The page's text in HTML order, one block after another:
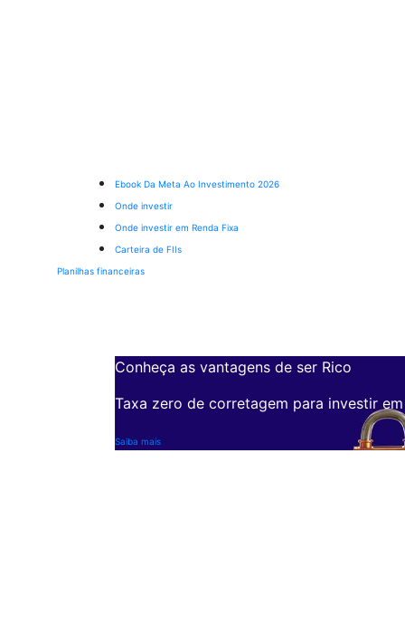
Ebook Da Meta Ao Investimento 2026
Onde investir
Onde investir em Renda Fixa
Carteira de FIIs
Planilhas financeiras
Conheça as vantagens de ser Rico
Taxa zero de corretagem para investir
Saiba mais